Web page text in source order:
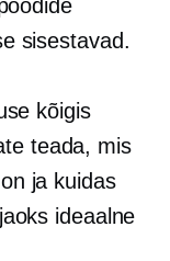
sisestavad.
kõigis
teada, mis
ja kuidas
ideaalne